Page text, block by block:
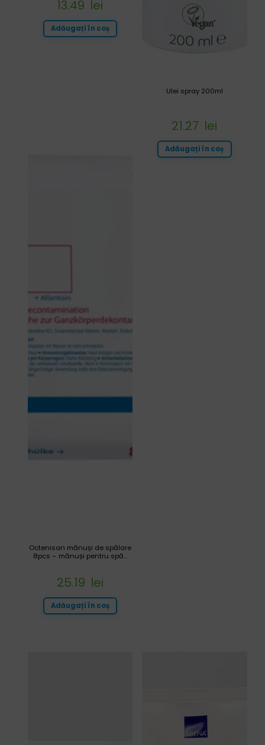
Ulei spray 200ml
21.27 lei
Adăugați în coș
13.49 lei
Adăugați în coș
Octenisan mănuși de spălare
8pcs – mănuși pentru spă...
25.19 lei
Adăugați în coș